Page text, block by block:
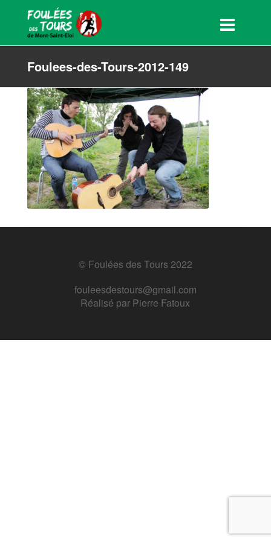
Foulees-des-Tours-2012-149
© Foulées des Tours 2022
fouleesdestours@gmail.com
Réalisé par Pierre Fatoux